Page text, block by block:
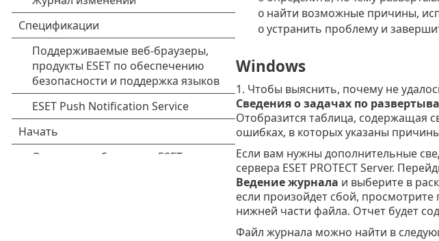
o найти возможные причины,
o устранить проблему и
Windows
1. Чтобы выяснить, почему не
Сведения о задачах по
Отобразится таблица, содержащая
ошибках, в которых указаны
Если вам нужны дополнительные
сервера ESET PROTECT Server.
Ведение журнала и выберите в
если произойдет сбой, просмотрите
нижней части файла. Отчет будет
Файл журнала можно найти в